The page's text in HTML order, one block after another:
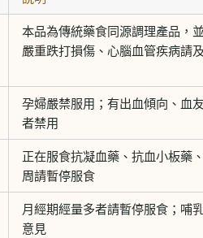
本品為傳統藥食同源調理產品，
嚴重跌打損傷、心腦血管疾病請
孕婦嚴禁服用；有出血傾向、血
者禁用
正在服食抗凝血藥、抗血小板藥
周請暫停服食
月經期經量多者請暫停服食；哺
意見